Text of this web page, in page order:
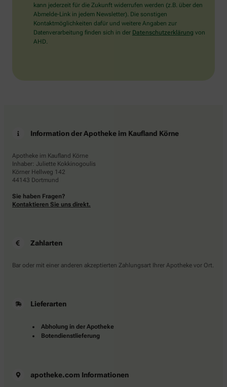
LKW.
kann jederzeit für die Zukunft widerrufen werden (z.B. über den
Abmelde-Link in jedem Newsletter). Die sonstigen
Kontaktmöglichkeiten dafür und weitere Angaben zur
Datenverarbeitung finden sich in der Datenschutzerklärung von
AHD.
Information der Apotheke im Kaufland Körne
Apotheke im Kaufland Körne
Inhaber: Juliette Kokkinogoulis
Körner Hellweg 142
44143 Dortmund
Sie haben Fragen?
Kontaktieren Sie uns direkt.
Zahlarten
Bar oder mit einer anderen akzeptierten Zahlungsart Ihrer Apotheke vor Ort.
Lieferarten
Abholung in der Apotheke
Botendienstlieferung
apotheke.com Informationen